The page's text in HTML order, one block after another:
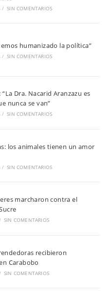
/ SIN COMENTARIOS
humanizado la política”
/ SIN COMENTARIOS
“La Dra. Nacarid Aranzazu es
nunca se van”
/ SIN COMENTARIOS
los animales tienen un amor
/ SIN COMENTARIOS
marcharon contra el
SIN COMENTARIOS
recibieron
Carabobo
SIN COMENTARIOS